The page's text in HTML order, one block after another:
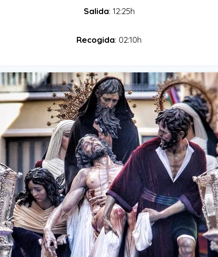
Salida: 12:25h
Recogida: 02:10h